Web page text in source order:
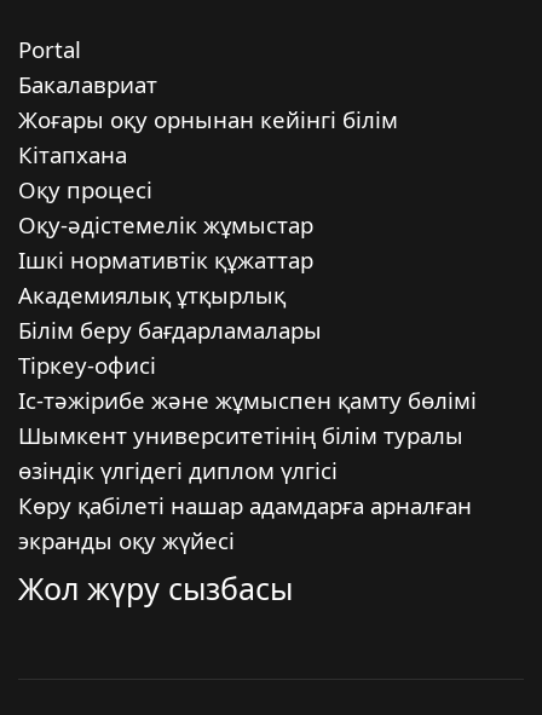
Portal
Бакалавриат
Жоғары оқу орнынан кейінгі білім
Кітапхана
Оқу процесі
Оқу-әдістемелік жұмыстар
Ішкі нормативтік құжаттар
Академиялық ұтқырлық
Білім беру бағдарламалары
Тіркеу-офисі
Іс-тәжірибе және жұмыспен қамту бөлімі
Шымкент университетінің білім туралы
өзіндік үлгідегі диплом үлгісі
Көру қабілеті нашар адамдарға арналған
экранды оқу жүйесі
Жол жүру сызбасы